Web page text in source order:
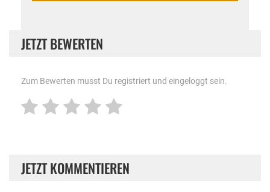
JETZT BEWERTEN
Zum Bewerten musst Du registriert und eingeloggt sein.
JETZT KOMMENTIEREN